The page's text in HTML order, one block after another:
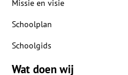
Missie en visie
Schoolplan
Schoolgids
Wat doen wij